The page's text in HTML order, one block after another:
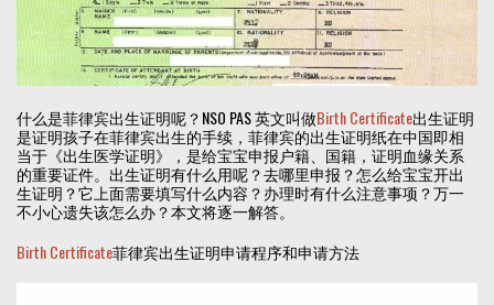
什么是菲律宾出生证明呢？NSO PAS 英文叫做Birth Certificate出生证明
是证明孩子在菲律宾出生的手续，菲律宾的出生证明纸在中国即相
当于《出生医学证明》，是给宝宝申报户籍、国籍，证明血缘关系
的重要证件。出生证明有什么用呢？去哪里申报？怎么给宝宝开出
生证明？它上面需要填写什么内容？办理时有什么注意事项？万一
不小心遗失该怎么办？本文将逐一解答。
Birth Certificate菲律宾出生证明申请程序和申请方法